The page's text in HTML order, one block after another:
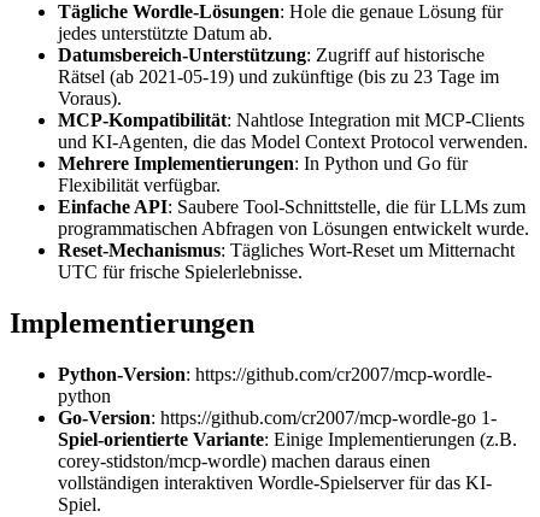
Tägliche Wordle-Lösungen: Hole die genaue Lösung für
jedes unterstützte Datum ab.
Datumsbereich-Unterstützung: Zugriff auf historische
Rätsel (ab 2021-05-19) und zukünftige (bis zu 23 Tage im
Voraus).
MCP-Kompatibilität: Nahtlose Integration mit MCP-Clients
und KI-Agenten, die das Model Context Protocol verwenden.
Mehrere Implementierungen: In Python und Go für
Flexibilität verfügbar.
Einfache API: Saubere Tool-Schnittstelle, die für LLMs zum
programmatischen Abfragen von Lösungen entwickelt wurde.
Reset-Mechanismus: Tägliches Wort-Reset um Mitternacht
UTC für frische Spielerlebnisse.
Implementierungen
Python-Version: https://github.com/cr2007/mcp-wordle-
python
Go-Version: https://github.com/cr2007/mcp-wordle-go 1-
Spiel-orientierte Variante: Einige Implementierungen (z.B.
corey-stidston/mcp-wordle) machen daraus einen
vollständigen interaktiven Wordle-Spielserver für das KI-
Spiel.